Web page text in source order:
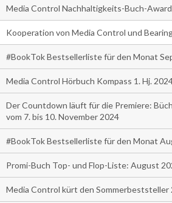
Media Control Nachhaltigkeits-Buch-
Kooperation von Media Control und
#BookTok Bestsellerliste für den Monat
Media Control Hörbuch Kompass 1. Hj.
Der Countdown läuft für die Premiere:
vom 7. bis 10. November 2024
#BookTok Bestsellerliste für den Monat
Promi-Buch Top- und Flop-Liste: August
Media Control kürt den Sommerbeststeller